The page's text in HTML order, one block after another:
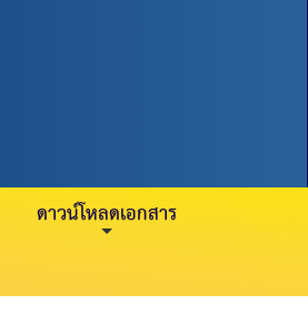
ดาวน์โหลดเอกสาร